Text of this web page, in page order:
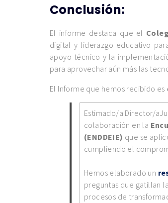
Conclusión:
El informe destaca que el
digital y liderazgo educativo
apoyo técnico y la
para aprovechar aún más las
El Informe que hemos recibido es
Estimado/a Director/
colaboración en la
(ENDDEIE) que se
cumpliendo el
Hemos elaborado un
preguntas que gatillan
procesos de